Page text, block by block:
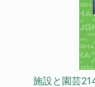
施設と園芸